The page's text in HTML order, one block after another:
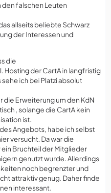
den falschen Leuten
allseits beliebte Schwarz
der Interessen und
die
der CartA in langfristig
ich bei Platzi absolut
die Erweiterung um den KdN
, solange die CartA kein
ist.
Angebots, habe ich selbst
versucht. Da war die
ein Bruchteil der Mitglieder
genutzt wurde. Allerdings
noch begrenzter und
attraktiv genug. Daher finde
interessant.